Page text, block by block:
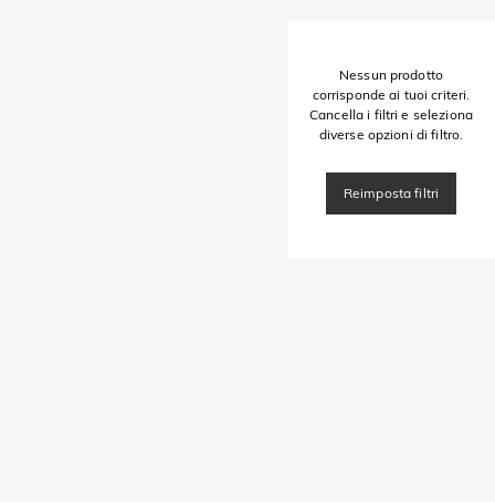
Nessun prodotto
corrisponde ai tuoi criteri.
Cancella i filtri e seleziona
diverse opzioni di filtro.
Reimposta filtri